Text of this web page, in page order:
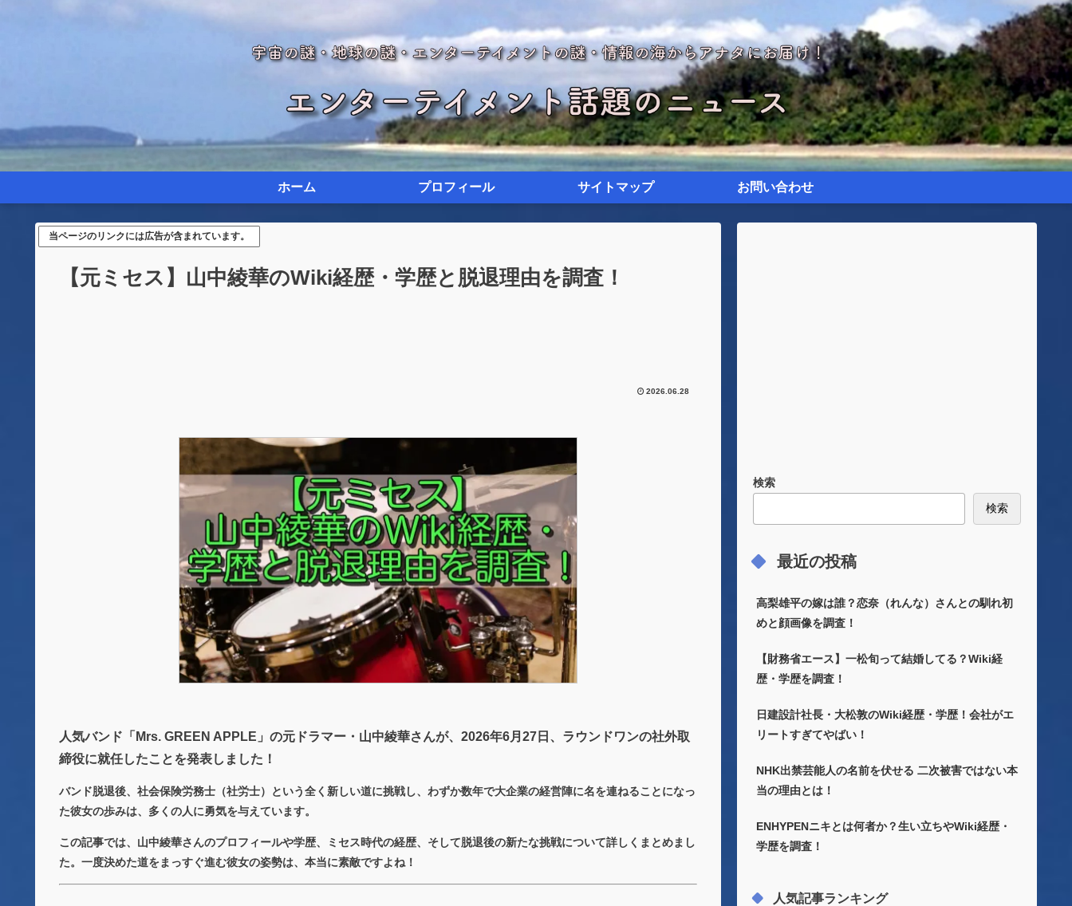
ホーム プロフィール サイトマップ お問い合わせ
当ページのリンクには広告が含まれています。
【元ミセス】山中綾華のWiki経歴・学歴と脱退理由を調査！
2026.06.28
人気バンド「Mrs. GREEN APPLE」の元ドラマー・山中綾華さんが、2026年6月27日、ラウンドワンの社外取
締役に就任したことを発表しました！
バンド脱退後、社会保険労務士（社労士）という全く新しい道に挑戦し、わずか数年で大企業の経営陣に名を連ねることになっ
た彼女の歩みは、多くの人に勇気を与えています。
この記事では、山中綾華さんのプロフィールや学歴、ミセス時代の経歴、そして脱退後の新たな挑戦について詳しくまとめまし
た。一度決めた道をまっすぐ進む彼女の姿勢は、本当に素敵ですよね！
検索
検索
最近の投稿
高梨雄平の嫁は誰？恋奈（れんな）さんとの馴れ初
めと顔画像を調査！
【財務省エース】一松旬って結婚してる？Wiki経
歴・学歴を調査！
日建設計社長・大松敦のWiki経歴・学歴！会社がエ
リートすぎてやばい！
NHK出禁芸能人の名前を伏せる 二次被害ではない本
当の理由とは！
ENHYPENニキとは何者か？生い立ちやWiki経歴・
学歴を調査！
人気記事ランキング